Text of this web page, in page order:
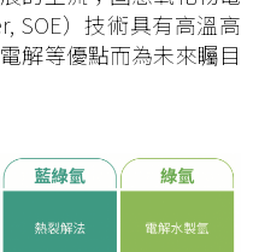
SOE）技術具有高溫高
解等優點而為未來矚目